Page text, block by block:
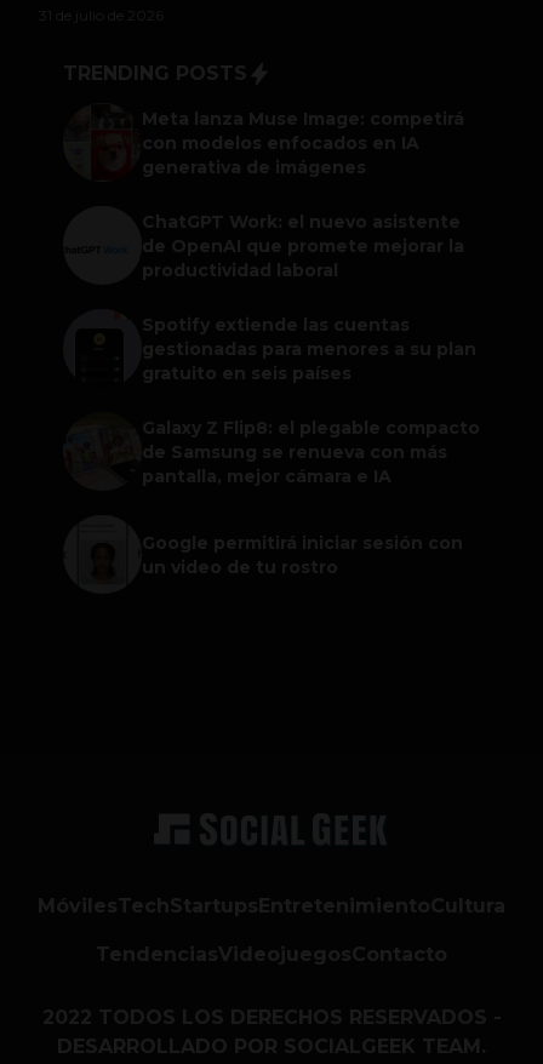
31 de julio de 2026
TRENDING POSTS
Meta lanza Muse Image: competirá
con modelos enfocados en IA
generativa de imágenes
ChatGPT Work: el nuevo asistente
de OpenAI que promete mejorar la
productividad laboral
Spotify extiende las cuentas
gestionadas para menores a su plan
gratuito en seis países
Galaxy Z Flip8: el plegable compacto
de Samsung se renueva con más
pantalla, mejor cámara e IA
Google permitirá iniciar sesión con
un video de tu rostro